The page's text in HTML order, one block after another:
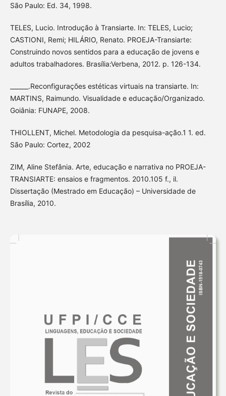
São Paulo: Ed. 34, 1998.
TELES, Lucio. Introdução à Transiarte. In: TELES, Lucio;
CASTIONI, Remi; HILÁRIO, Renato. PROEJA-Transiarte:
Construindo novos sentidos para a educação de jovens e
adultos trabalhadores. Brasília:Verbena, 2012. p. 126-134.
______.Reconfigurações estéticas virtuais na transiarte. In:
MARTINS, Raimundo. Visualidade e educação/Organizado.
Goiânia: FUNAPE, 2008.
THIOLLENT, Michel. Metodologia da pesquisa-ação.1 1. ed.
São Paulo: Cortez, 2002
ZIM, Aline Stefânia. Arte, educação e narrativa no PROEJA-
TRANSIARTE: ensaios e fragmentos. 2010.105 f., il.
Dissertação (Mestrado em Educação) – Universidade de
Brasília, 2010.